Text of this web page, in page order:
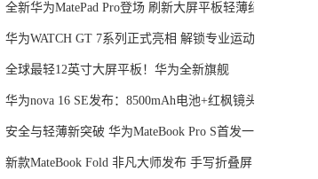
释
全新华为MatePad Pro登场 刷新大屏平板轻薄纪
录
华为WATCH GT 7系列正式亮相 解锁专业运动
新体验
全球最轻12英寸大屏平板！华为全新旗舰
MatePad Pro正式发布
华为nova 16 SE发布：8500mAh电池+红枫镜头
安全与轻薄新突破 华为MateBook Pro S首发一
区双像素技术防窥屏
新款MateBook Fold 非凡大师发布 手写折叠屏